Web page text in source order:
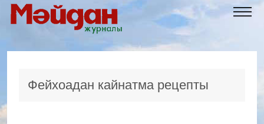
Фейхоадан кайнатма рецепты